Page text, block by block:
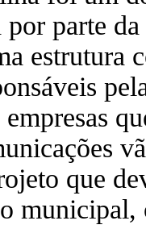
por parte
estrutura
empresas
que
municipal,